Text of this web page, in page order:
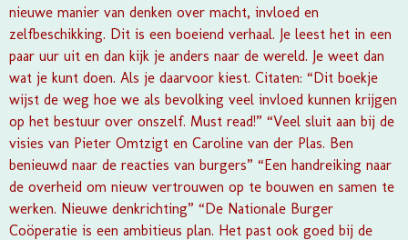
nieuwe manier van denken over macht, invloed en
zelfbeschikking. Dit is een boeiend verhaal. Je leest het in een
paar uur uit en dan kijk je anders naar de wereld. Je weet dan
wat je kunt doen. Als je daarvoor kiest. Citaten: “Dit boekje
wijst de weg hoe we als bevolking veel invloed kunnen krijgen
op het bestuur over onszelf. Must read!” “Veel sluit aan bij de
visies van Pieter Omtzigt en Caroline van der Plas. Ben
benieuwd naar de reacties van burgers” “Een handreiking naar
de overheid om nieuw vertrouwen op te bouwen en samen te
werken. Nieuwe denkrichting” “De Nationale Burger
Coöperatie is een ambitieus plan. Het past ook goed bij de